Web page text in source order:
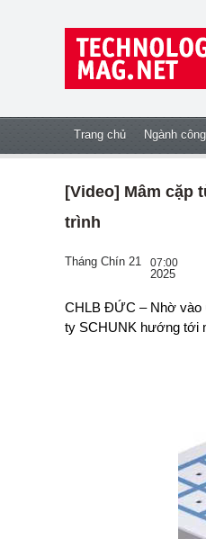
Trang chủ Ngành
[Video] Mâm cặp
trình
Tháng Chín 21 07:00
2025
CHLB ĐỨC – Nhờ vào ứng dụng tính toán và hiển thị trạng thái ePaper dành cho kẹp từ MAGNOS, Công
ty SCHUNK hướng tới